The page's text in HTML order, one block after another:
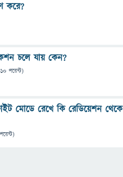
করে?
চলে যায় কেন?
পয়েন্ট)
মোডে রেখে কি রেডিয়েশন থেকে
পয়েন্ট)